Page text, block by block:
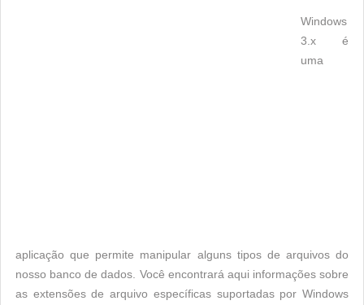
Windows
3.x é
uma
aplicação que permite manipular alguns tipos de arquivos do
nosso banco de dados. Você encontrará aqui informações sobre
as extensões de arquivo específicas suportadas por Windows